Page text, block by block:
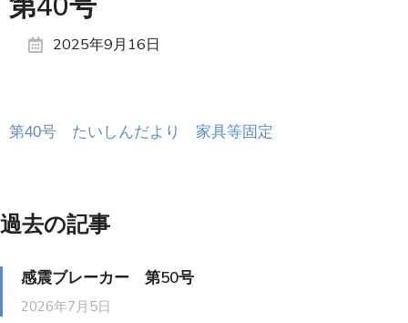
2025年9月16日
第40号 たいしんだより 家具等固定
過去の記事
感震ブレーカー 第50号
2026年7月5日